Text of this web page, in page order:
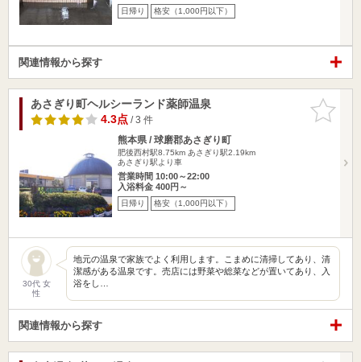
日帰り 格安（1,000円以下）
関連情報から探す
お気に入
りに追加
あさぎり町ヘルシーランド薬師温泉
4.3点/ 3 件
熊本県 / 球磨郡あさぎり町
肥後西村駅8.75km あさぎり駅2.19km
あさぎり駅より車
営業時間 10:00～22:00
入浴料金 400円～
日帰り 格安（1,000円以下）
30代 女
性
地元の温泉で家族でよく利用します。こまめに清掃してあり、清
潔感がある温泉です。売店には野菜や総菜などが置いてあり、入
浴をし…
関連情報から探す